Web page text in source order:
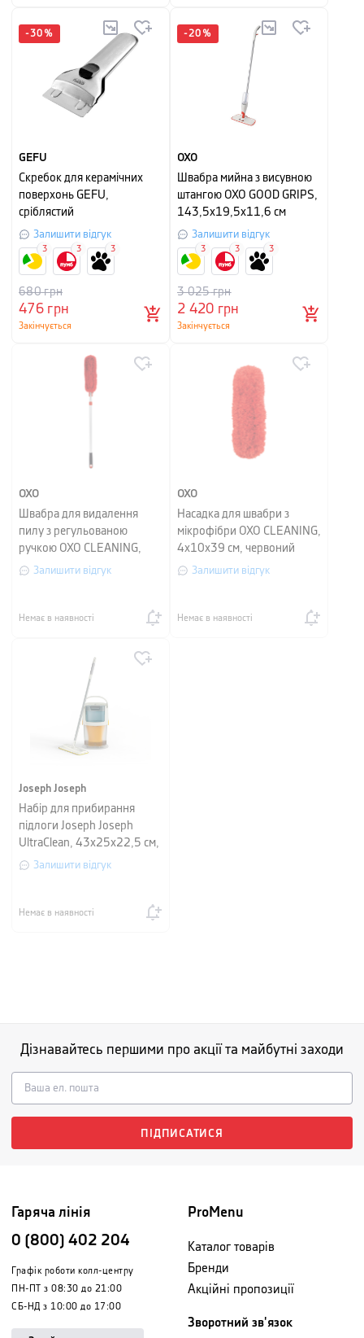
-30 %
GEFU
Скребок для керамічних
поверхонь GEFU,
сріблястий
Залишити відгук
476грн
680грн
Закінчується
3 3 3
-20 %
OXO
Швабра мийна з висувною
штангою OXO GOOD GRIPS,
143,5х19,5х11,6 см
Залишити відгук
2 420 грн
3 025грн
Закінчується
3 3 3
OXO
Швабра для видалення
пилу з регульованою
ручкою OXO CLEANING,
червоний
Залишити відгук
Немає в наявності
OXO
Насадка для швабри з
мікрофібри OXO CLEANING,
4х10х39 см, червоний
Залишити відгук
Немає в наявності
Joseph Joseph
Набір для прибирання
підлоги Joseph Joseph
UltraClean, 43х25х22,5 см,
сірийЗалишити відгук
Немає в наявності
Дізнавайтесь першими про акції та майбутні заходи
ПІДПИСАТИСЯ
Гаряча лінія
0 (800) 402 204
Графік роботи колл-центру
ПН-ПТ з 08:30 до 21:00
СБ-НД з 10:00 до 17:00
ProMenu
Каталог товарів
Бренди
Акційні пропозиції
Зворотний зв'язок